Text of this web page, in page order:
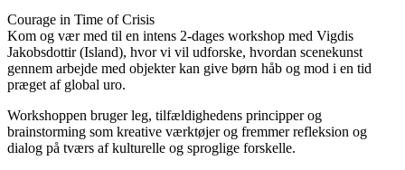
Courage in Time of Crisis
Kom og vær med til en intens 2-dages workshop med Vigdis
Jakobsdottir (Island), hvor vi vil udforske, hvordan scenekunst
gennem arbejde med objekter kan give børn håb og mod i en tid
præget af global uro.
Workshoppen bruger leg, tilfældighedens principper og
brainstorming som kreative værktøjer og fremmer refleksion og
dialog på tværs af kulturelle og sproglige forskelle.